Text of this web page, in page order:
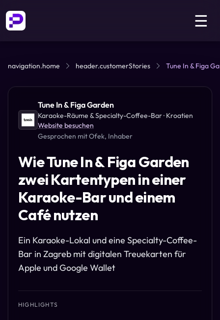
☰
navigation.home header.customerStories Tune In & Figa
Tune In & Figa Garden
Karaoke-Räume & Specialty-Coffee-Bar· Kroatien
Website besuchen
Gesprochen mitOfek, Inhaber
Wie Tune In & Figa Garden
zwei Kartentypen in einer
Karaoke-Bar und einem
Café nutzen
Ein Karaoke-Lokal und eine Specialty-Coffee-
Bar in Zagreb mit digitalen Treuekarten für
Apple und Google Wallet
HIGHLIGHTS